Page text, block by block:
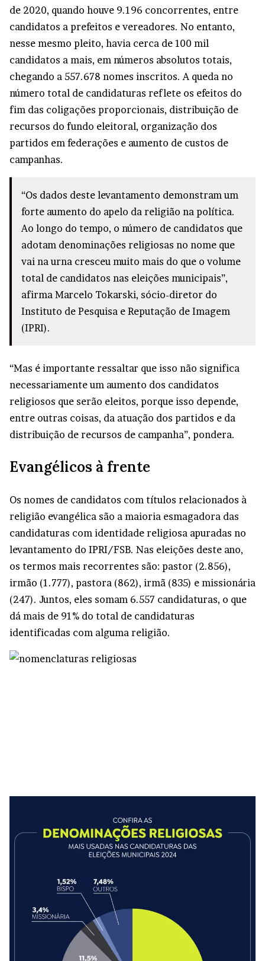
de 2020, quando houve 9.196 concorrentes, entre
candidatos a prefeitos e vereadores. No entanto,
nesse mesmo pleito, havia cerca de 100 mil
candidatos a mais, em números absolutos totais,
chegando a 557.678 nomes inscritos. A queda no
número total de candidaturas reflete os efeitos do
fim das coligações proporcionais, distribuição de
recursos do fundo eleitoral, organização dos
partidos em federações e aumento de custos de
campanhas.
“Os dados deste levantamento demonstram um
forte aumento do apelo da religião na política.
Ao longo do tempo, o número de candidatos que
adotam denominações religiosas no nome que
vai na urna cresceu muito mais do que o volume
total de candidatos nas eleições municipais”,
afirma Marcelo Tokarski, sócio-diretor do
Instituto de Pesquisa e Reputação de Imagem
(IPRI).
“Mas é importante ressaltar que isso não significa
necessariamente um aumento dos candidatos
religiosos que serão eleitos, porque isso depende,
entre outras coisas, da atuação dos partidos e da
distribuição de recursos de campanha”, pondera.
Evangélicos à frente
Os nomes de candidatos com títulos relacionados à
religião evangélica são a maioria esmagadora das
candidaturas com identidade religiosa apuradas no
levantamento do IPRI/FSB. Nas eleições deste ano,
os termos mais recorrentes são: pastor (2.856),
irmão (1.777), pastora (862), irmã (835) e missionária
(247). Juntos, eles somam 6.557 candidaturas, o que
dá mais de 91% do total de candidaturas
identificadas com alguma religião.